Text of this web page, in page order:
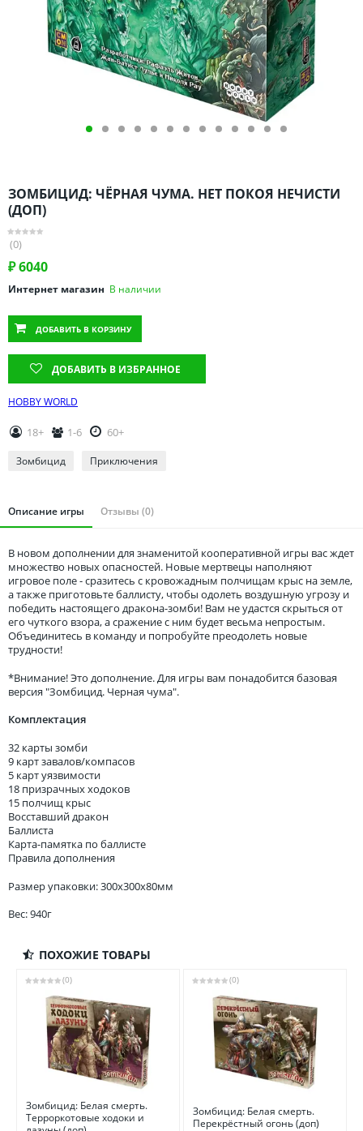
Оренбургская область
Пензенская область
Пермский край
Рязанская область
Саратовская область
Свердловская область
Ставропольский край
Тамбовская область
Татарстан
Тверская область
Томская область
Ульяновская область
ЗОМБИЦИД: ЧЁРНАЯ ЧУМА. НЕТ ПОКОЯ НЕЧИСТИ
(ДОП)
(0)
₽6040
Интернет магазин В наличии
ДОБАВИТЬ В КОРЗИНУ
ДОБАВИТЬ В ИЗБРАННОЕ
HOBBY WORLD
18+ 1-6 60+
Зомбицид Приключения
Описание игры Отзывы (0)
В новом дополнении для знаменитой кооперативной игры вас ждет
множество новых опасностей. Новые мертвецы наполняют
игровое поле - сразитесь с кровожадным полчищам крыс на земле,
а также приготовьте баллисту, чтобы одолеть воздушную угрозу и
победить настоящего дракона-зомби! Вам не удастся скрыться от
его чуткого взора, а сражение с ним будет весьма непростым.
Объединитесь в команду и попробуйте преодолеть новые
трудности!
*Внимание! Это дополнение. Для игры вам понадобится базовая
версия "Зомбицид. Черная чума".
Комплектация
32 карты зомби
9 карт завалов/компасов
5 карт уязвимости
18 призрачных ходоков
15 полчищ крыс
Восставший дракон
Баллиста
Карта-памятка по баллисте
Правила дополнения
Размер упаковки: 300x300x80мм
Вес: 940г
ПОХОЖИЕ ТОВАРЫ
(0)
Зомбицид: Белая смерть.
Терроркотовые ходоки и
(0)
Зомбицид: Белая смерть.
Перекрёстный огонь (доп)